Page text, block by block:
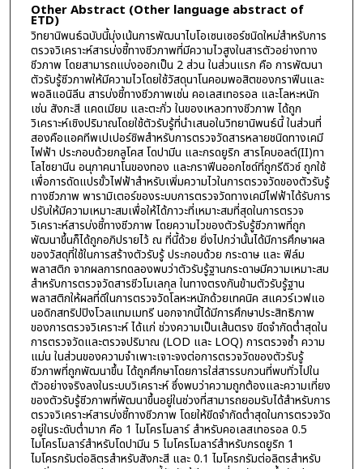
Other Abstract (Other language abstract of
ETD)
วิทยานิพนธ์ฉบับนี้มุ่งเน้นการพัฒนาไบโอเซนเซอร์ชนิดใหม่สำหรับการ
ตรวจวิเคราะห์สารบ่งชี้ทางชีวภาพที่มีความไวสูงในสารตัวอย่างทาง
ชีวภาพ โดยสามารถแบ่งออกเป็น 2 ส่วน ในส่วนแรก คือ การพัฒนา
ตัวรับรู้ชีวภาพให้มีความไวโดยใช้วัสดุนาโนคอมพอสิตของกราฟีนและ
พอลิแอนิลีน สารบ่งชี้ทางชีวภาพเช่น คอเลสเทอรอล และโลหะหนัก
เช่น สังกะสี แคดเมียม และตะกั่ว ในของเหลวทางชีวภาพ ได้ถูก
วิเคราะห์เชิงปริมาณโดยใช้ตัวรับรู้ที่นำเสนอในวิทยานิพนธ์นี้ ในส่วนที่
สองคือแอคทีพเปเปอร์ชิพสำหรับการตรวจวัดสารหลายชนิดทางเคมี
ไฟฟ้า ประกอบด้วยกลูโคส โดปามีน และกรดยูริก สารโคบอลต์(II)ทา
โลไซยานีน อนุภาคนาโนของทอง และกราฟีนออกไซด์ที่ถูกรีดิวซ์ ถูกใช้
เพื่อการดัดแปรขั้วไฟฟ้าสำหรับเพิ่มความไวในการตรวจวัดของตัวรับรู้
ทางชีวภาพ พารามิเตอร์ของระบบการตรวจวัดทางเคมีไฟฟ้าได้รับการ
ปรับให้มีความเหมาะสมเพื่อให้ได้ภาวะที่เหมาะสมที่สุดในการตรวจ
วิเคราะห์สารบ่งชี้ทางชีวภาพ โดยความไวของตัวรับรู้ชีวภาพที่ถูก
พัฒนาขึ้นก็ได้ถูกอภิปรายไว้ ณ ที่นี้ด้วย ยิ่งไปกว่านั้นได้มีการศึกษาผล
ของวัสดุที่ใช้ในการสร้างตัวรับรู้ ประกอบด้วย กระดาษ และ ฟิล์ม
พลาสติก จากผลการทดลองพบว่าตัวรับรู้ฐานกระดาษมีความเหมาะสม
สำหรับการตรวจวัดสารชีวโมเลกุล ในทางตรงกันข้ามตัวรับรู้ฐาน
พลาสติกให้ผลที่ดีในการตรวจวัดโลหะหนักด้วยเทคนิค สแควร์เวฟแอ
นอดิกสทริปปิงโวลแทมเมทรี นอกจากนี้ได้มีการศึกษาประสิทธิภาพ
ของการตรวจวิเคราะห์ ได้แก่ ช่วงความเป็นเส้นตรง ขีดจำกัดต่ำสุดใน
การตรวจวัดและตรวจปริมาณ (LOD และ LOQ) การตรวจซ้ำ ความ
แม่น ในส่วนของความจำเพาะเจาะจงต่อการตรวจวัดของตัวรับรู้
ชีวภาพที่ถูกพัฒนาขึ้น ได้ถูกศึกษาโดยการใส่สารรบกวนที่พบทั่วไปใน
ตัวอย่างจริงลงในระบบวิเคราะห์ ซึ่งพบว่าความถูกต้องและความเที่ยง
ของตัวรับรู้ชีวภาพที่พัฒนาขึ้นอยู่ในช่วงที่สามารถยอมรับได้สำหรับการ
ตรวจวิเคราะห์สารบ่งชี้ทางชีวภาพ โดยให้ขีดจำกัดต่ำสุดในการตรวจวัด
อยู่ในระดับต่ำมาก คือ 1 ไมโครโมลาร์ สำหรับคอเลสเทอรอล 0.5
ไมโครโมลาร์สำหรับโดปามีน 5 ไมโครโมลาร์สำหรับกรดยูริก 1
ไมโครกรัมต่อลิตรสำหรับสังกะสี และ 0.1 ไมโครกรัมต่อลิตรสำหรับ